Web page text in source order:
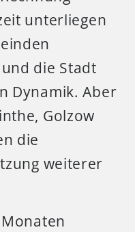
unterliegen
die Stadt
Dynamik. Aber
Golzow
die
weiterer